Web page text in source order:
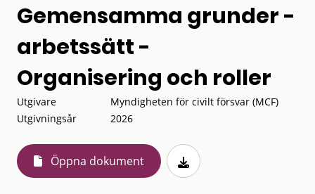
Gemensamma grunder -
arbetssätt -
Organisering och roller
Utgivare
Myndigheten för civilt försvar (MCF)
Utgivningsår
2026
Öppna dokument